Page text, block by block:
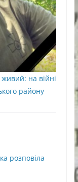
живий: на війні
району
розповіла